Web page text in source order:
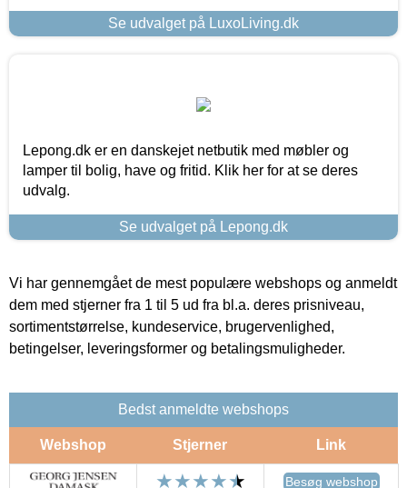
Se udvalget på LuxoLiving.dk
Lepong.dk er en danskejet netbutik med møbler og
lamper til bolig, have og fritid. Klik her for at se deres
udvalg.
Se udvalget på Lepong.dk
Vi har gennemgået de mest populære webshops og anmeldt
dem med stjerner fra 1 til 5 ud fra bl.a. deres prisniveau,
sortimentstørrelse, kundeservice, brugervenlighed,
betingelser, leveringsformer og betalingsmuligheder.
Bedst anmeldte webshops
Webshop Stjerner Link
Besøg webshop